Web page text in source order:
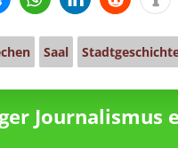
Saal
Journalismus